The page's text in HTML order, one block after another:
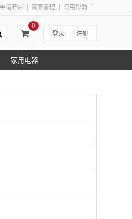
、
申请开店 商家管理 使用帮助
登录 注册
0
家用电器